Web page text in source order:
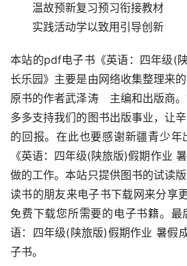
温故预新复习预习衔接教材
实践活动学以致用引导创新
本站的pdf电子书《英语：四年级(
长乐园》主要是由网络收集整理来
原书的作者武泽涛　主编和出版商
多多支持我们的图书出版事业，让
的回报。在此也要感谢新疆青少年
《英语：四年级(陕旅版)假期作业
做的工作。本站只提供图书的试读
读书的朋友来电子书下载网来分享
免费下载您所需要的电子书籍。
语：四年级(陕旅版)假期作业 暑假
子书。